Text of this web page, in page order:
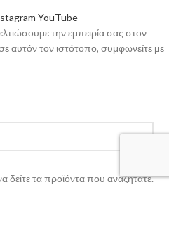
YouTube
την εμπειρία σας στον
αυτόν τον ιστότοπο, συμφωνείτε με
δείτε τα προϊόντα που αναζητάτε.